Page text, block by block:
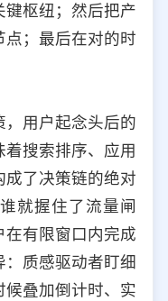
枢纽；然后把产
；最后在对的时
，用户起念头后的
搜索排序、应用
了决策链的绝对
就握住了流量闸
有限窗口内完成
质感驱动者盯细
叠加倒计时、实